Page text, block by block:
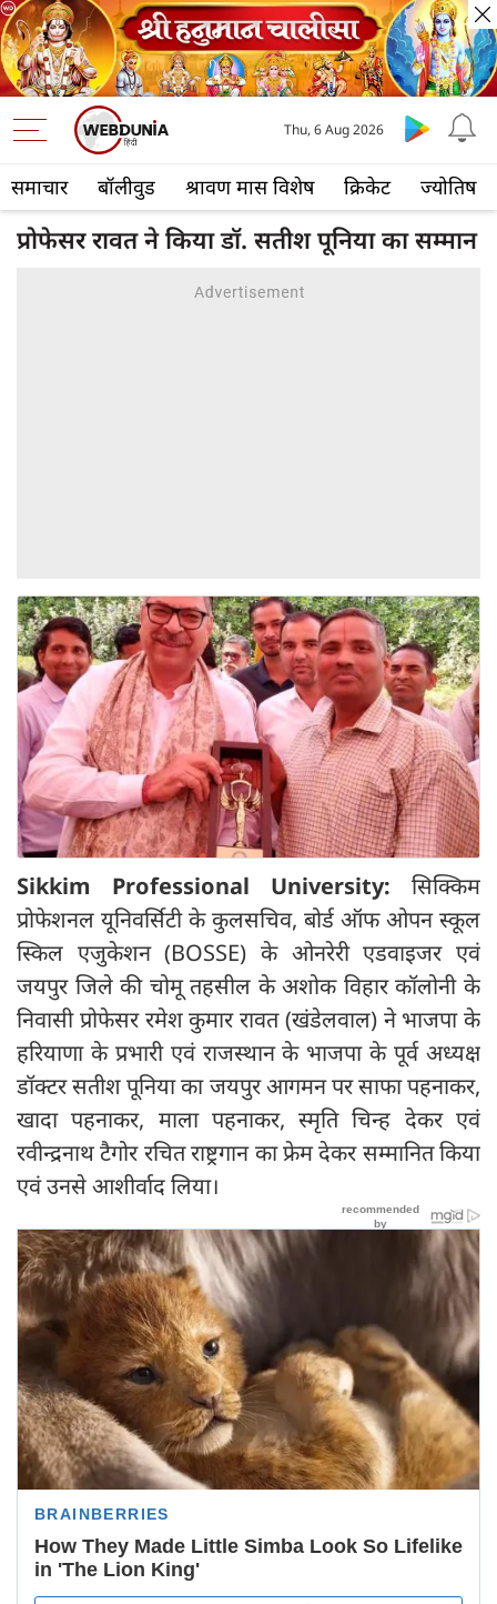
समाचार बॉलीवुड श्रावण मास विशेष क्रिकेट ज्योतिष
Thu, 6 Aug 2026
प्रोफेसर रावत ने किया डॉ. सतीश पूनिया का सम्मान
Sikkim Professional University: सिक्किम
प्रोफेशनल यूनिवर्सिटी के कुलसचिव, बोर्ड ऑफ ओपन स्कूल
स्किल एजुकेशन (BOSSE) के ओनरेरी एडवाइजर एवं
जयपुर जिले की चोमू तहसील के अशोक विहार कॉलोनी के
निवासी प्रोफेसर रमेश कुमार रावत (खंडेलवाल) ने भाजपा के
हरियाणा के प्रभारी एवं राजस्थान के भाजपा के पूर्व अध्यक्ष
डॉक्टर सतीश पूनिया का जयपुर आगमन पर साफा पहनाकर,
खादा पहनाकर, माला पहनाकर, स्मृति चिन्ह देकर एवं
रवीन्द्रनाथ टैगोर रचित राष्ट्रगान का फ्रेम देकर सम्मानित किया
एवं उनसे आशीर्वाद लिया।